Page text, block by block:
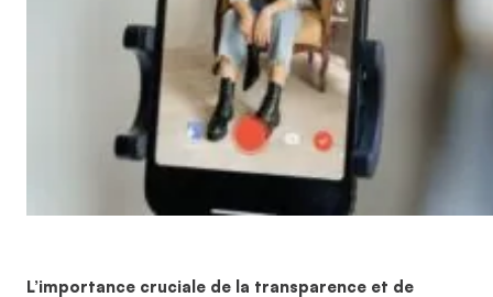
L’importance cruciale de la transparence et de